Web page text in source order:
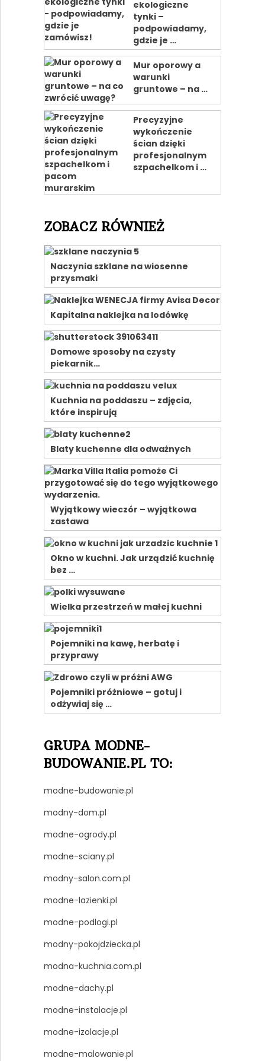
ekologiczne
tynki –
podpowiadamy,
gdzie je …
Mur oporowy a
warunki
gruntowe – na …
Precyzyjne
wykończenie
ścian dzięki
profesjonalnym
szpachelkom i …
ZOBACZ RÓWNIEŻ
Naczynia szklane na wiosenne
przysmaki
Kapitalna naklejka na lodówkę
Domowe sposoby na czysty
piekarnik…
Kuchnia na poddaszu – zdjęcia,
które inspirują
Blaty kuchenne dla odważnych
Wyjątkowy wieczór – wyjątkowa
zastawa
Okno w kuchni. Jak urządzić kuchnię
bez …
Wielka przestrzeń w małej kuchni
Pojemniki na kawę, herbatę i
przyprawy
Pojemniki próżniowe – gotuj i
odżywiaj się …
GRUPA MODNE-
BUDOWANIE.PL TO:
modne-budowanie.pl
modny-dom.pl
modne-ogrody.pl
modne-sciany.pl
modny-salon.com.pl
modne-lazienki.pl
modne-podlogi.pl
modny-pokojdziecka.pl
modna-kuchnia.com.pl
modne-dachy.pl
modne-instalacje.pl
modne-izolacje.pl
modne-malowanie.pl